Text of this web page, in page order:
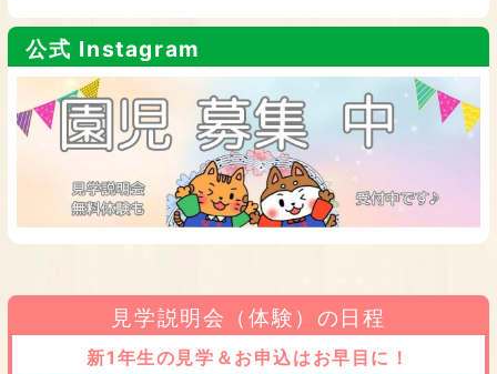
公式 Instagram
見学説明会（体験）の日程
新1年生の見学＆お申込はお早目に！